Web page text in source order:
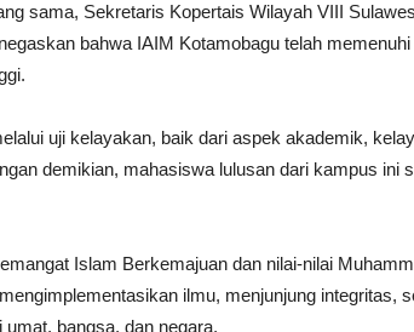
sama, Sekretaris Kopertais Wilayah VIII
bahwa IAIM Kotamobagu telah
uji kelayakan, baik dari aspek akademik,
demikian, mahasiswa lulusan dari kampus ini
Islam Berkemajuan dan nilai-nilai
ilmu, menjunjung integritas,
bangsa, dan negara.